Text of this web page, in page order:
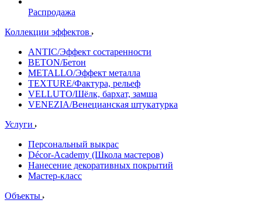
Распродажа
Коллекции эффектов
ANTIC/Эффект состаренности
BETON/Бетон
METALLO/Эффект металла
TEXTURE/Фактура, рельеф
VELLUTO/Шёлк, бархат, замша
VENEZIA/Венецианская штукатурка
Услуги
Персональный выкрас
Décor-Academy (Школа мастеров)
Нанесение декоративных покрытий
Мастер-класс
Объекты